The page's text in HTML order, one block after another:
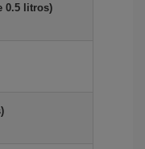
0.5 litros)